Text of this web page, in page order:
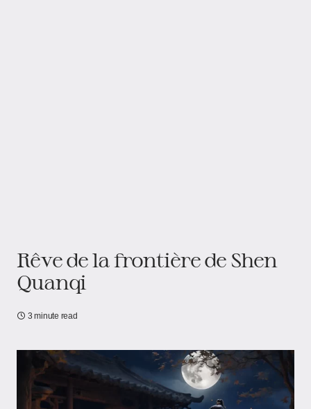
Rêve de la frontière​​ de Shen
Quanqi
3 minute read